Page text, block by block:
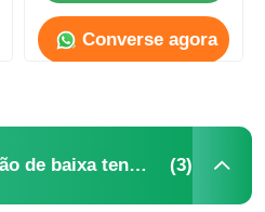
Converse agora
Dispositivos de ligação de baixa tensão (3)